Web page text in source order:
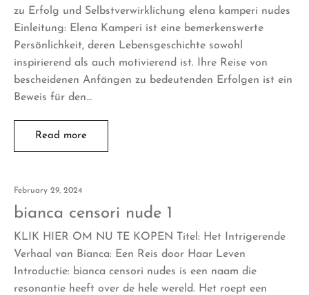
zu Erfolg und Selbstverwirklichung elena kamperi nudes
Einleitung: Elena Kamperi ist eine bemerkenswerte
Persönlichkeit, deren Lebensgeschichte sowohl
inspirierend als auch motivierend ist. Ihre Reise von
bescheidenen Anfängen zu bedeutenden Erfolgen ist ein
Beweis für den…
Read more
February 29, 2024
bianca censori nude 1
KLIK HIER OM NU TE KOPEN Titel: Het Intrigerende
Verhaal van Bianca: Een Reis door Haar Leven
Introductie: bianca censori nudes is een naam die
resonantie heeft over de hele wereld. Het roept een